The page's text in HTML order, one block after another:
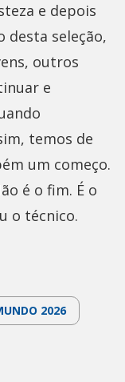
e depois
desta seleção,
outros
e
temos de
um começo.
é o fim. É o
o técnico.
2026